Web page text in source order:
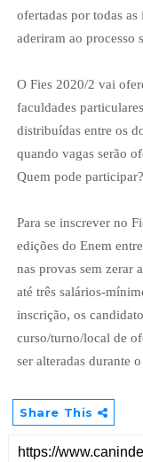
ofertadas por todas
aderiram ao processo
O Fies 2020/2 vai
faculdades
distribuídas entre os
quando vagas serão
Quem pode participar?
Para se inscrever no
edições do Enem
nas provas sem zerar
até três salários-
inscrição, os
curso/turno/local de
ser alteradas durante
Share This